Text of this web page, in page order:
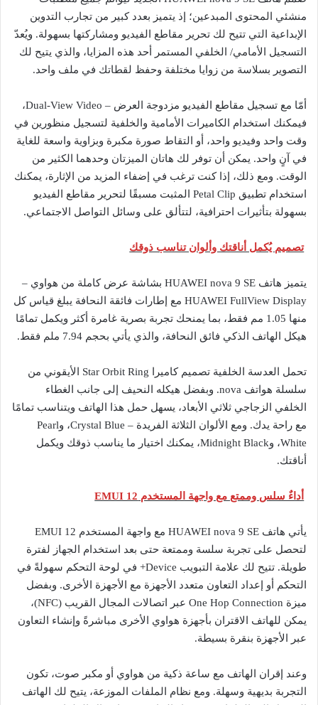
منشئي المحتوى المبدعين؛ إذ يتميز بعدد كبير من تجارب التدوين
الإبداعية التي تتيح لك تحرير مقاطع الفيديو ومشاركتها بسهولة. ويُعدّ
التسجيل الأمامي/ الخلفي المستمر أحد هذه المزايا، والذي يتيح لك
التصوير بسلاسة من زوايا مختلفة وحفظ لقطاتك في ملف واحد.
أمّا مع تسجيل مقاطع الفيديو مزدوجة العرض – Dual-View Video،
فيمكنك استخدام الكاميرات الأمامية والخلفية لتسجيل منظورين في
وقت واحد وفيديو واحد، أو التقاط صورة مكبرة وبزاوية واسعة للغاية
في آنٍ واحد. يمكن أن توفر لك هاتان الميزتان وحدهما الكثير من
الوقت. ومع ذلك، إذا كنت ترغب في إضفاء المزيد من الإثارة، يمكنك
استخدام تطبيق Petal Clip المثبت مسبقًا لتحرير مقاطع الفيديو
بسهولة بتأثيرات احترافية، لتتألق على وسائل التواصل الاجتماعي.
تصميم يُكمل أناقتك وألوان تناسب ذوقك
يتميز هاتف HUAWEI nova 9 SE بشاشة عرض كاملة من هواوي –
HUAWEI FullView Display مع إطارات فائقة النحافة يبلغ قياس كل
منها 1.05 مم فقط، بما يمنحك تجربة بصرية غامرة أكثر ويكمل تمامًا
هيكل الهاتف الذكي فائق النحافة، والذي يأتي بحجم 7.94 ملم فقط.
تحمل العدسة الخلفية تصميم كاميرا Star Orbit Ring الأيقوني من
سلسلة هواتف nova. وبفضل هيكله النحيف إلى جانب الغطاء
الخلفي الزجاجي ثلاثي الأبعاد، يسهل حمل هذا الهاتف ويتناسب تمامًا
مع راحة يدك. ومع الألوان الثلاثة الفريدة – Crystal Blue، وPearl
White، وMidnight Black، يمكنك اختيار ما يناسب ذوقك ويكمل
أناقتك.
أداءٌ سلس وممتع مع واجهة المستخدم EMUI 12
يأتي هاتف HUAWEI nova 9 SE مع واجهة المستخدم EMUI 12
لتحصل على تجربة سلسة وممتعة حتى بعد استخدام الجهاز لفترة
طويلة. تتيح لك علامة التبويب Device+ في لوحة التحكم سهولةً في
التحكم أو إعداد التعاون متعدد الأجهزة مع الأجهزة الأخرى. وبفضل
ميزة One Hop Connection عبر اتصالات المجال القريب (NFC)،
يمكن للهاتف الاقتران بأجهزة هواوي الأخرى مباشرةً وإنشاء التعاون
عبر الأجهزة بنقرة بسيطة.
وعند إقران الهاتف مع ساعة ذكية من هواوي أو مكبر صوت، تكون
التجربة بديهية وسهلة. ومع نظام الملفات الموزعة، يتيح لك الهاتف